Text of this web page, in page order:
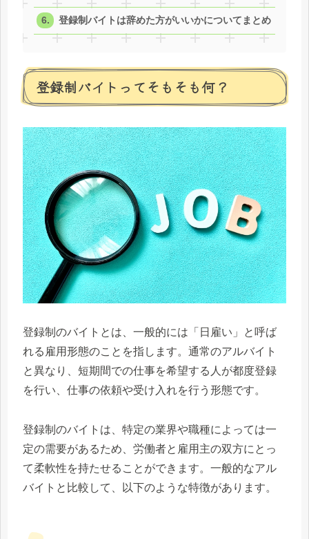
登録制バイトは辞めた方がいいかについてまとめ
登録制バイトってそもそも何？
登録制のバイトとは、一般的には「日雇い」と呼ば
れる雇用形態のことを指します。通常のアルバイト
と異なり、短期間での仕事を希望する人が都度登録
を行い、仕事の依頼や受け入れを行う形態です。
登録制のバイトは、特定の業界や職種によっては一
定の需要があるため、労働者と雇用主の双方にとっ
て柔軟性を持たせることができます。一般的なアル
バイトと比較して、以下のような特徴があります。